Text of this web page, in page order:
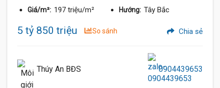
Giá/m²: 197 triệu/m² Hướng: Tây Bắc
5 tỷ 850 triệu So sánh Chia sẻ
Thúy An BĐS 0904439653